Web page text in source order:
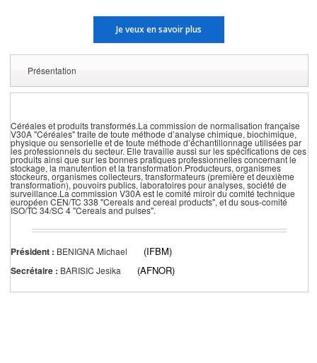
Je veux en savoir plus
Présentation
Céréales et produits transformés.La commission de normalisation française
V30A "Céréales" traite de toute méthode d’analyse chimique, biochimique,
physique ou sensorielle et de toute méthode d’échantillonnage utilisées par
les professionnels du secteur. Elle travaille aussi sur les spécifications de ces
produits ainsi que sur les bonnes pratiques professionnelles concernant le
stockage, la manutention et la transformation.Producteurs, organismes
stockeurs, organismes collecteurs, transformateurs (première et deuxième
transformation), pouvoirs publics, laboratoires pour analyses, société de
surveillance.La commission V30A est le comité miroir du comité technique
européen CEN/TC 338 "Cereals and cereal products", et du sous-comité
ISO/TC 34/SC 4 "Cereals and pulses".
Président : BENIGNA Michael (IFBM)
Secrétaire : BARISIC Jesika (AFNOR)